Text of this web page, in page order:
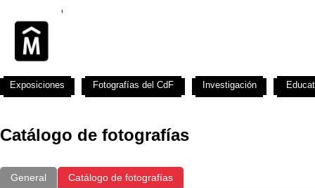
Catálogo de fotografías
General Catálogo de fotografías
Exposiciones Fotografías del CdF Investigación